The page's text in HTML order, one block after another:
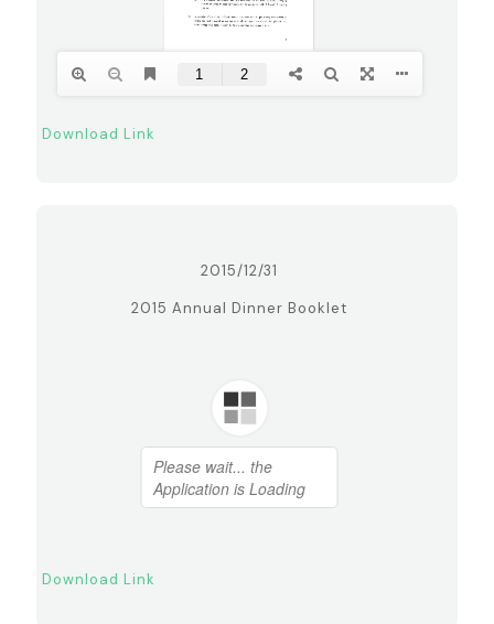
Download Link
2015/12/31
2015 Annual Dinner Booklet
Download Link